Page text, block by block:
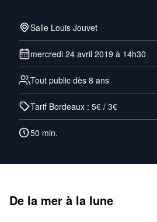
Salle Louis Jouvet
mercredi 24 avril 2019 à 14h30
Tout public dès 8 ans
Tarif Bordeaux : 5€ / 3€
50 min.
De la mer à la lune